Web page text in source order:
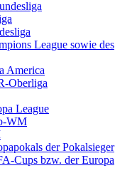
League sowie des
America
Oberliga
League
WM
der Pokalsieger
Cups bzw. der Europa